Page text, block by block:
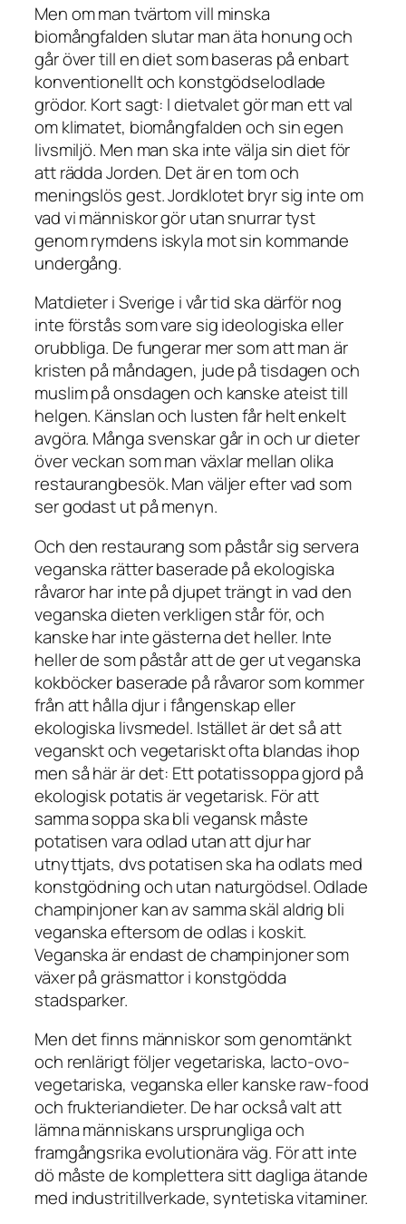
Men om man tvärtom vill minska
biomångfalden slutar man äta honung och
går över till en diet som baseras på enbart
konventionellt och konstgödselodlade
grödor. Kort sagt: I dietvalet gör man ett val
om klimatet, biomångfalden och sin egen
livsmiljö. Men man ska inte välja sin diet för
att rädda Jorden. Det är en tom och
meningslös gest. Jordklotet bryr sig inte om
vad vi människor gör utan snurrar tyst
genom rymdens iskyla mot sin kommande
undergång.
Matdieter i Sverige i vår tid ska därför nog
inte förstås som vare sig ideologiska eller
orubbliga. De fungerar mer som att man är
kristen på måndagen, jude på tisdagen och
muslim på onsdagen och kanske ateist till
helgen. Känslan och lusten får helt enkelt
avgöra. Många svenskar går in och ur dieter
över veckan som man växlar mellan olika
restaurangbesök. Man väljer efter vad som
ser godast ut på menyn.
Och den restaurang som påstår sig servera
veganska rätter baserade på ekologiska
råvaror har inte på djupet trängt in vad den
veganska dieten verkligen står för, och
kanske har inte gästerna det heller. Inte
heller de som påstår att de ger ut veganska
kokböcker baserade på råvaror som kommer
från att hålla djur i fångenskap eller
ekologiska livsmedel. Istället är det så att
veganskt och vegetariskt ofta blandas ihop
men så här är det: Ett potatissoppa gjord på
ekologisk potatis är vegetarisk. För att
samma soppa ska bli vegansk måste
potatisen vara odlad utan att djur har
utnyttjats, dvs potatisen ska ha odlats med
konstgödning och utan naturgödsel. Odlade
champinjoner kan av samma skäl aldrig bli
veganska eftersom de odlas i koskit.
Veganska är endast de champinjoner som
växer på gräsmattor i konstgödda
stadsparker.
Men det finns människor som genomtänkt
och renlärigt följer vegetariska, lacto-ovo-
vegetariska, veganska eller kanske raw-food
och frukteriandieter. De har också valt att
lämna människans ursprungliga och
framgångsrika evolutionära väg. För att inte
dö måste de komplettera sitt dagliga ätande
med industritillverkade, syntetiska vitaminer.